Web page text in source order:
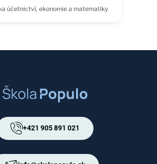
účetnictví, ekonomie a matematiky
+421 905 891 021